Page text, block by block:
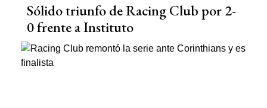
Sólido triunfo de Racing Club por 2-
0 frente a Instituto